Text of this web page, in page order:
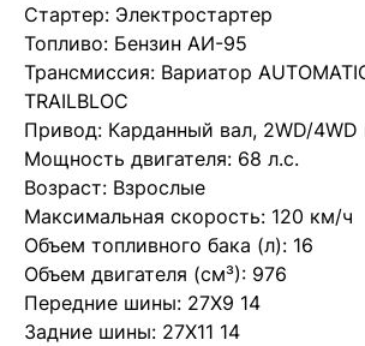
Стартер: Электростартер
Топливо: Бензин АИ-95
Трансмиссия: Вариатор
TRAILBLOC
Привод: Карданный вал, 2WD/
Мощность двигателя: 68 л.с.
Возраст: Взрослые
Максимальная скорость: 120 км/ч
Объем топливного бака (л): 16
Объем двигателя (см³): 976
Передние шины: 27Х9 14
Задние шины: 27Х11 14